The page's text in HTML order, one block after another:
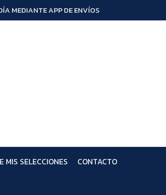
MEDIANTE APP DE ENVÍOS
MIS SELECCIONES CONTACTO